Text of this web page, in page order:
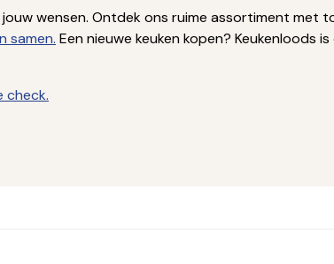
wensen. Ontdek ons ruime assortiment met
samen. Een nieuwe keuken kopen? Keukenloods
check.